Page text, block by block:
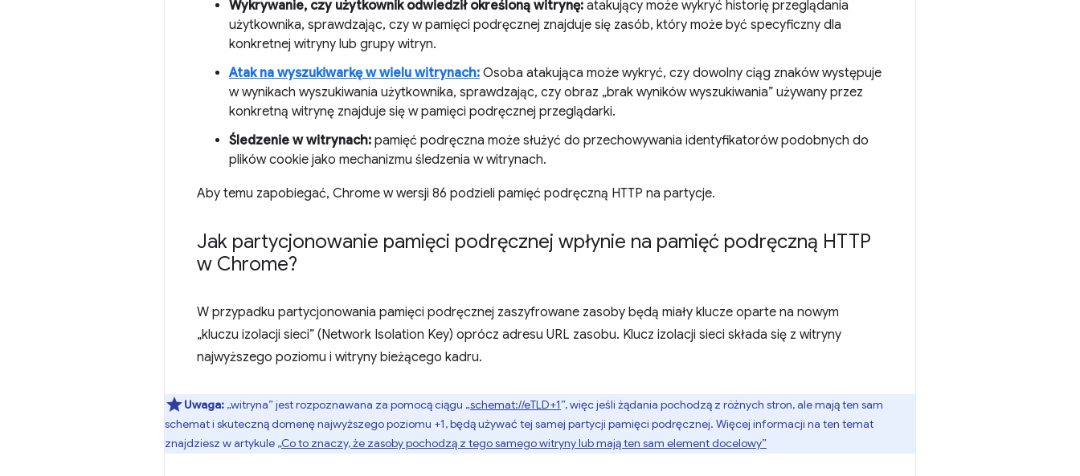
Wykrywanie, czy użytkownik odwiedził określoną witrynę: atakujący może wykryć historię przeglądania
użytkownika, sprawdzając, czy w pamięci podręcznej znajduje się zasób, który może być specyficzny dla
konkretnej witryny lub grupy witryn.
Atak na wyszukiwarkę w wielu witrynach: Osoba atakująca może wykryć, czy dowolny ciąg znaków występuje
w wynikach wyszukiwania użytkownika, sprawdzając, czy obraz „brak wyników wyszukiwania” używany przez
konkretną witrynę znajduje się w pamięci podręcznej przeglądarki.
Śledzenie w witrynach: pamięć podręczna może służyć do przechowywania identyfikatorów podobnych do
plików cookie jako mechanizmu śledzenia w witrynach.
Aby temu zapobiegać, Chrome w wersji 86 podzieli pamięć podręczną HTTP na partycje.
Jak partycjonowanie pamięci podręcznej wpłynie na pamięć podręczną HTTP
w Chrome?
W przypadku partycjonowania pamięci podręcznej zaszyfrowane zasoby będą miały klucze oparte na nowym
„kluczu izolacji sieci” (Network Isolation Key) oprócz adresu URL zasobu. Klucz izolacji sieci składa się z witryny
najwyższego poziomu i witryny bieżącego kadru.
Uwaga: „witryna” jest rozpoznawana za pomocą ciągu „schemat://eTLD+1”, więc jeśli żądania pochodzą z różnych stron, ale mają ten sam
schemat i skuteczną domenę najwyższego poziomu +1, będą używać tej samej partycji pamięci podręcznej. Więcej informacji na ten temat
znajdziesz w artykule „Co to znaczy, że zasoby pochodzą z tego samego witryny lub mają ten sam element docelowy”